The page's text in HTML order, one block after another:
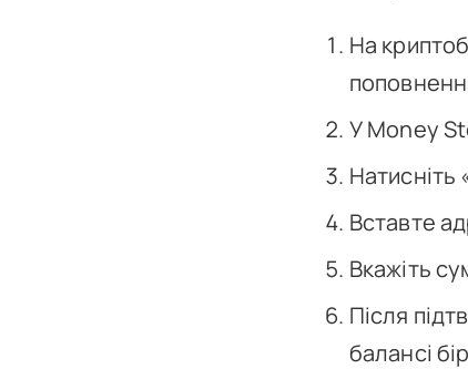
На
У Money
Вставте
Вкажіть
Після
балансі